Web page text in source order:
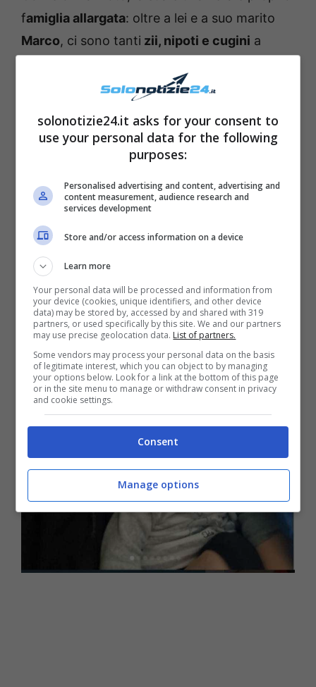
famiglia allargata: oltre a lei e a suo marito
Marco, ci sono tanti zii, nipoti e cugini a
tutti i suoi famigliarisui suoi profili social. Ci
un’altra bellissima notizia
: è arrivato un
piccolo di casa‘. La Rossi ha
compagnia didue adorabili bambini.
solonotizie24.it asks for your consent to
use your personal data for the following
purposes:
Personalised advertising and content, advertising and
content measurement, audience research and
services development
Store and/or access information on a device
Learn more
Your personal data will be processed and information from
your device (cookies, unique identifiers, and other device
data) may be stored by, accessed by and shared with 319
partners, or used specifically by this site. We and our partners
may use precise geolocation data. List of partners.
Some vendors may process your personal data on the basis
of legitimate interest, which you can object to by managing
your options below. Look for a link at the bottom of this page
or in the site menu to manage or withdraw consent in privacy
and cookie settings.
Consent
Manage options